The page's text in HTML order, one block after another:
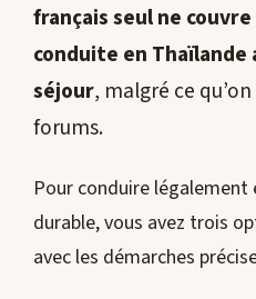
français seul ne
conduite en Thaïlande
séjour, malgré ce
forums.
Pour conduire
durable, vous avez trois
avec les démarches